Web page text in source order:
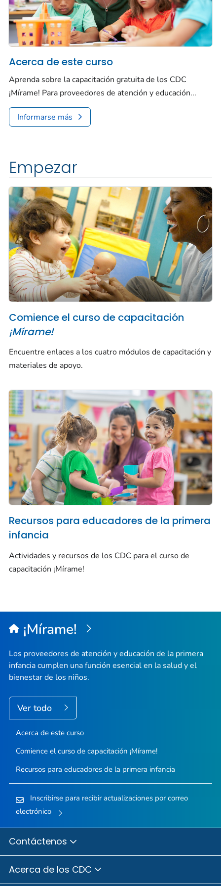
Acerca de este curso
Aprenda sobre la capacitación gratuita de los CDC
¡Mírame! Para proveedores de atención y educación...
Informarse más
Empezar
Comience el curso de capacitación
¡Mírame!
Encuentre enlaces a los cuatro módulos de capacitación y
materiales de apoyo.
Recursos para educadores de la primera
infancia
Actividades y recursos de los CDC para el curso de
capacitación ¡Mírame!
¡Mírame!
Los proveedores de atención y educación de la primera
infancia cumplen una función esencial en la salud y el
bienestar de los niños.
Ver todo
Acerca de este curso
Comience el curso de capacitación ¡Mírame!
Recursos para educadores de la primera infancia
Inscribirse para recibir actualizaciones por correo
electrónico
Contáctenos
Acerca de los CDC